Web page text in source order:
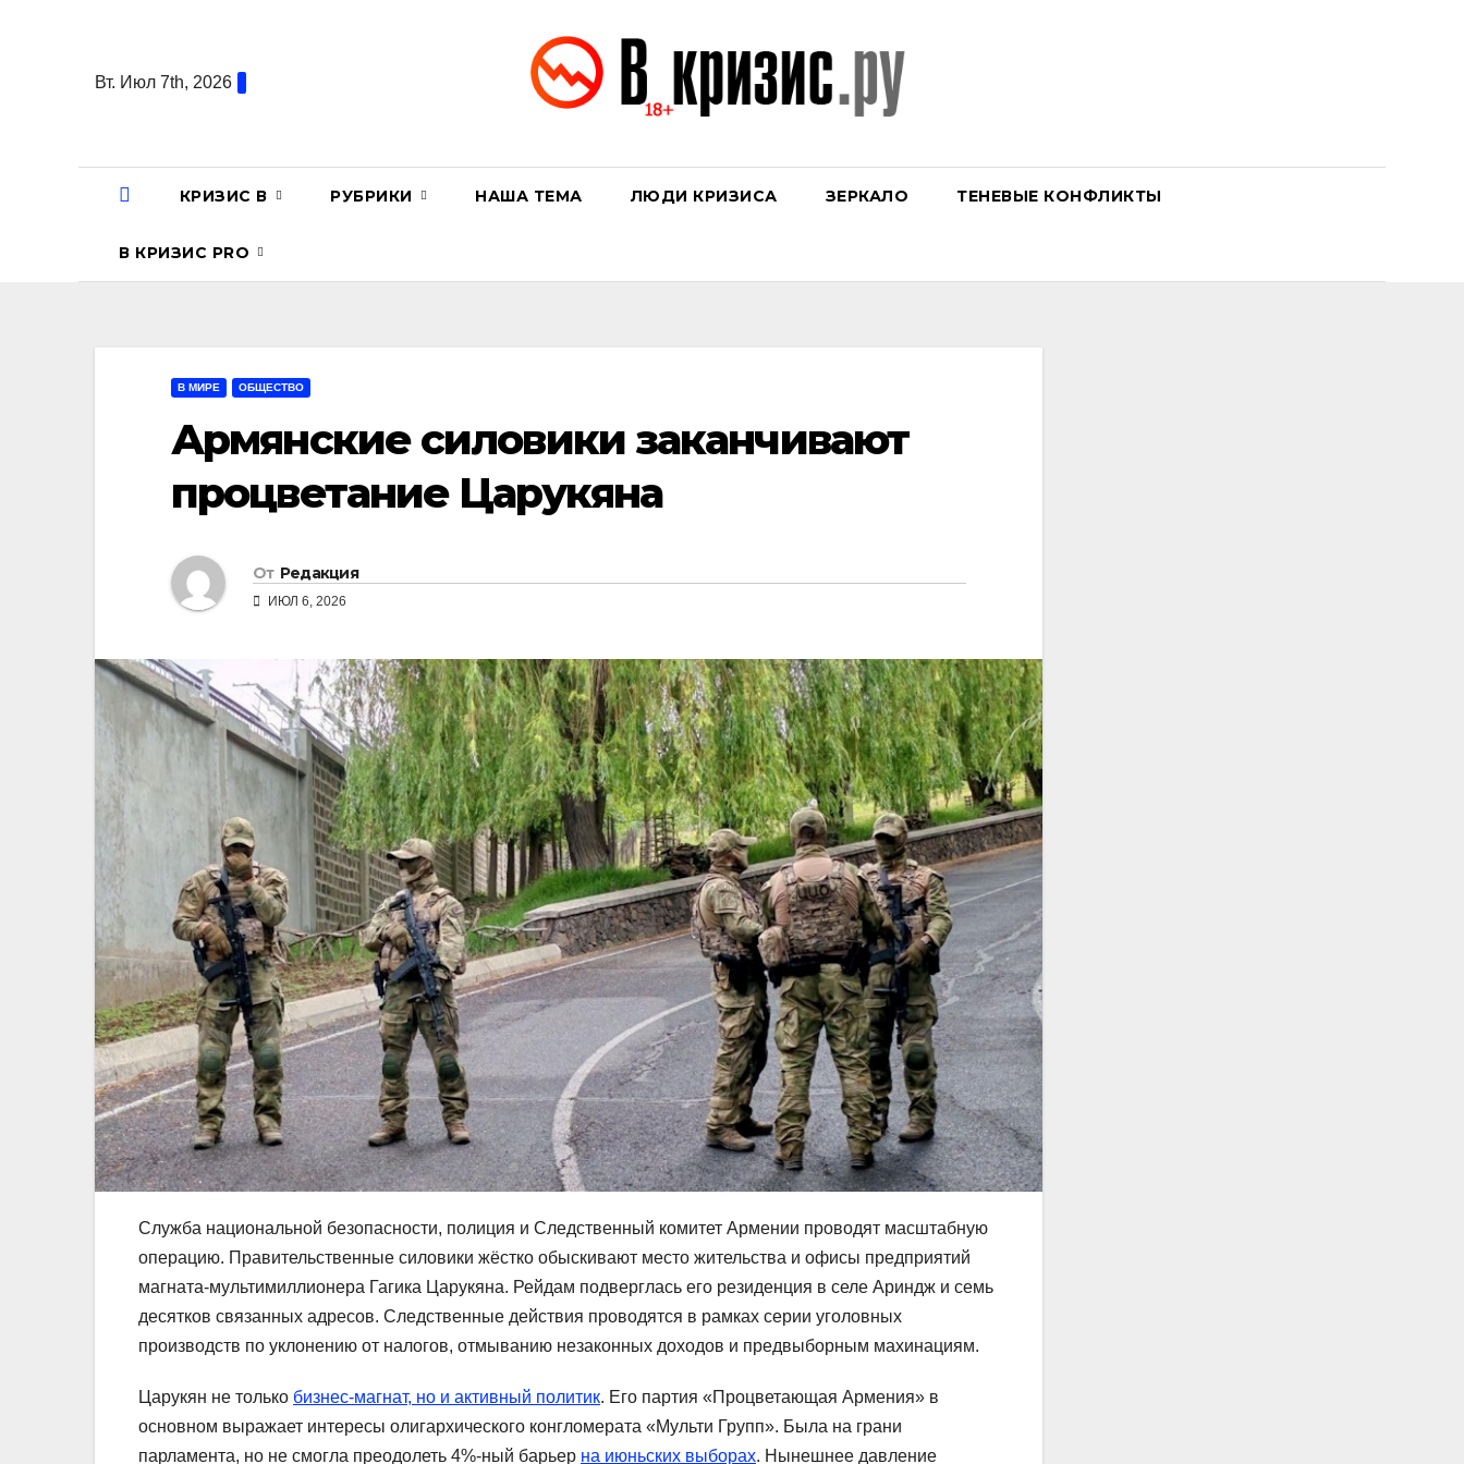
содержаниюВт. Июл 7th, 2026
КРИЗИС В РУБРИКИ НАША ТЕМА ЛЮДИ КРИЗИСА ЗЕРКАЛО ТЕНЕВЫЕ КОНФЛИКТЫ
В КРИЗИС PRO
В МИРЕ ОБЩЕСТВО
Армянские силовики заканчивают
процветание Царукяна
От Редакция
ИЮЛ 6, 2026
Служба национальной безопасности, полиция и Следственный комитет Армении проводят масштабную
операцию. Правительственные силовики жёстко обыскивают место жительства и офисы предприятий
магната-мультимиллионера Гагика Царукяна. Рейдам подверглась его резиденция в селе Ариндж и семь
десятков связанных адресов. Следственные действия проводятся в рамках серии уголовных
производств по уклонению от налогов, отмыванию незаконных доходов и предвыборным махинациям.
Царукян не только бизнес-магнат, но и активный политик. Его партия «Процветающая Армения» в
основном выражает интересы олигархического конгломерата «Мульти Групп». Была на грани
парламента, но не смогла преодолеть 4%-ный барьер на июньских выборах. Нынешнее давление